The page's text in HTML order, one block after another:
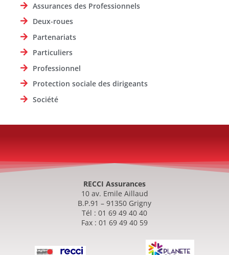
Assurances des Professionnels
Deux-roues
Partenariats
Particuliers
Professionnel
Protection sociale des dirigeants
Société
RECCI Assurances
10 av. Emile Aillaud
B.P.91 – 91350 Grigny
Tél : 01 69 49 40 40
Fax : 01 69 49 40 59